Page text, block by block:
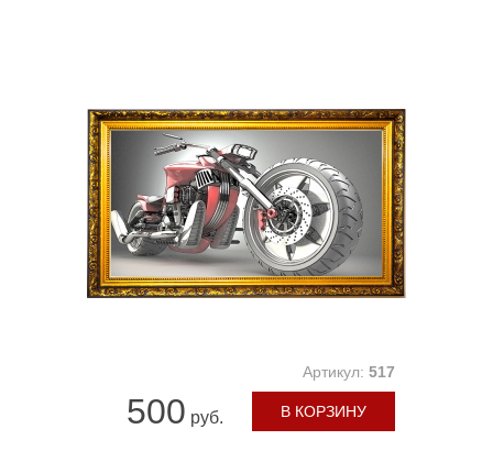
Артикул: 517
500 руб. В КОРЗИНУ